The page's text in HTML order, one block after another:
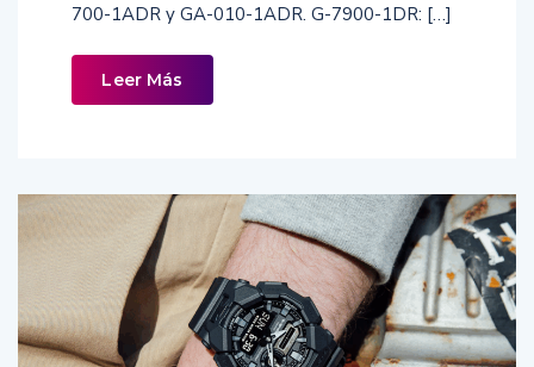
700-1ADR y GA-010-1ADR. G-7900-1DR: […]
Leer Más